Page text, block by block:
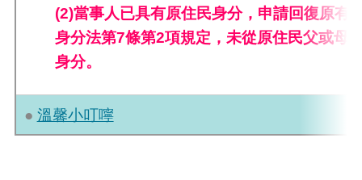
(2)當事人已具有原住民身分，申請回復原有
身分法第7條第2項規定，未從原住民父或母
身分。
● 溫馨小叮嚀